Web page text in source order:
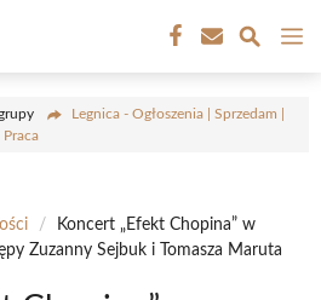
Legnica - Ogłoszenia | Sprzedam |
/
Koncert „Efekt Chopina” w
Zuzanny Sejbuk i Tomasza Maruta